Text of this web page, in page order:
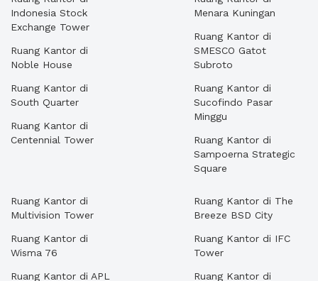
Indonesia Stock
Exchange Tower
Ruang Kantor di
Noble House
Ruang Kantor di
South Quarter
Ruang Kantor di
Centennial Tower
Menara Kuningan
Ruang Kantor di
SMESCO Gatot
Subroto
Ruang Kantor di
Sucofindo Pasar
Minggu
Ruang Kantor di
Sampoerna Strategic
Square
Ruang Kantor di
Multivision Tower
Ruang Kantor di
Wisma 76
Ruang Kantor di APL
Ruang Kantor di The
Breeze BSD City
Ruang Kantor di IFC
Tower
Ruang Kantor di